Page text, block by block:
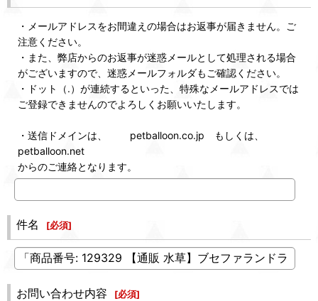
・メールアドレスをお間違えの場合はお返事が届きません。ご
注意ください。
・また、弊店からのお返事が迷惑メールとして処理される場合
がございますので、迷惑メールフォルダもご確認ください。
・ドット（.）が連続するといった、特殊なメールアドレスでは
ご登録できませんのでよろしくお願いいたします。
・送信ドメインは、 petballoon.co.jp もしくは、
petballoon.net
からのご連絡となります。
件名 [必須]
お問い合わせ内容 [必須]